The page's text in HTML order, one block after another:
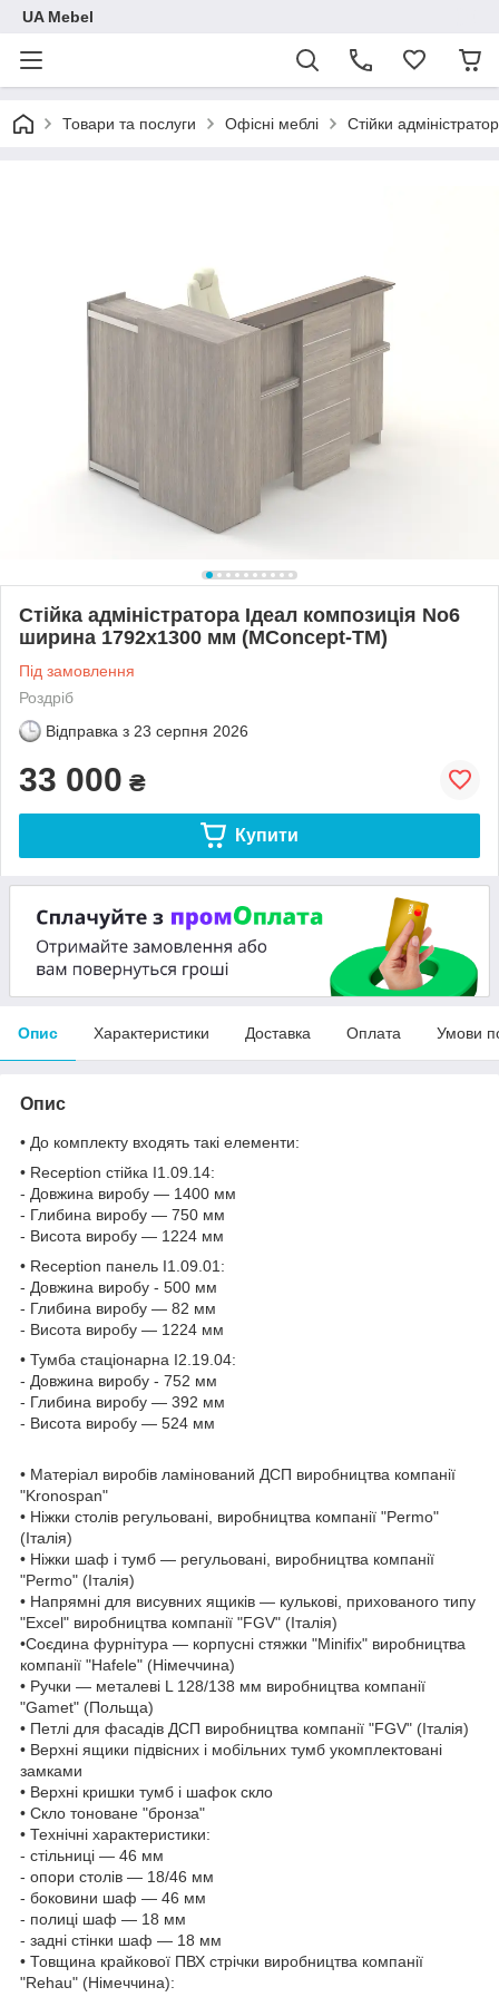
UA Mebel
Товари та послуги Офісні меблі Стійки
Стійка адміністратора Ідеал композиція No6
ширина 1792х1300 мм (MConcept-ТМ)
Під замовлення
Роздріб
Відправка з 23 серпня 2026
33 000 ₴
Купити
Опис Характеристики Доставка Оплата Умови
Опис
• До комплекту входять такі елементи:
• Reception стійка I1.09.14:
- Довжина виробу — 1400 мм
- Глибина виробу — 750 мм
- Висота виробу — 1224 мм
• Reception панель I1.09.01:
- Довжина виробу - 500 мм
- Глибина виробу — 82 мм
- Висота виробу — 1224 мм
• Тумба стаціонарна I2.19.04:
- Довжина виробу - 752 мм
- Глибина виробу — 392 мм
- Висота виробу — 524 мм
• Матеріал виробів ламінований ДСП виробництва компанії
"Kronospan"
• Ніжки столів регульовані, виробництва компанії "Permo"
(Італія)
• Ніжки шаф і тумб — регульовані, виробництва компанії
"Permo" (Італія)
• Напрямні для висувних ящиків — кулькові, прихованого типу
"Excel" виробництва компанії "FGV" (Італія)
•Соєдина фурнітура — корпусні стяжки "Minifix" виробництва
компанії "Hafele" (Німеччина)
• Ручки — металеві L 128/138 мм виробництва компанії
"Gamet" (Польща)
• Петлі для фасадів ДСП виробництва компанії "FGV" (Італія)
• Верхні ящики підвісних і мобільних тумб укомплектовані
замками
• Верхні кришки тумб і шафок скло
• Скло тоноване "бронза"
• Технічні характеристики:
- стільниці — 46 мм
- опори столів — 18/46 мм
- боковини шаф — 46 мм
- полиці шаф — 18 мм
- задні стінки шаф — 18 мм
• Товщина крайкової ПВХ стрічки виробництва компанії
"Rehau" (Німеччина):